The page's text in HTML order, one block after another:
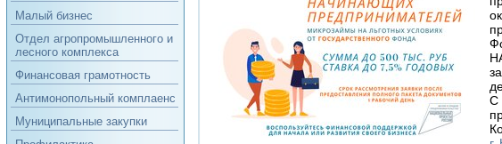
Малый бизнес
Отдел агропромышленного и
лесного комплекса
Финансовая грамотность
Антимонопольный комплаенс
Муниципальные закупки
С